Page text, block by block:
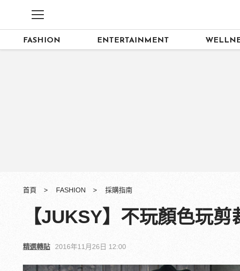
FASHION ENTERTAINMENT
首頁 FASHION 採購指南
【JUKSY】不玩顏色玩
精選轉貼 2016年11月26日 12:00